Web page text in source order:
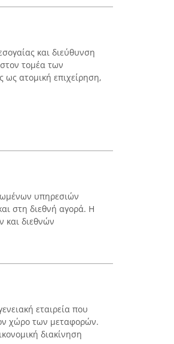
και διεύθυνση
τομέα των
ατομική επιχείρηση,
υπηρεσιών
στη διεθνή αγορά. Η
και διεθνών
εταιρεία που
χώρο των μεταφορών.
διακίνηση